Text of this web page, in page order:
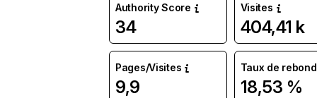
Authority Score
34
Visites
404,41 k
Pages/Visites
9,9
Taux de rebond
18,53 %